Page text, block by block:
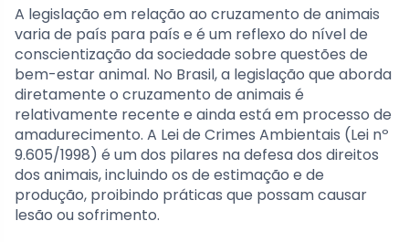
A legislação em relação ao cruzamento de animais
varia de país para país e é um reflexo do nível de
conscientização da sociedade sobre questões de
bem-estar animal. No Brasil, a legislação que aborda
diretamente o cruzamento de animais é
relativamente recente e ainda está em processo de
amadurecimento. A Lei de Crimes Ambientais (Lei nº
9.605/1998) é um dos pilares na defesa dos direitos
dos animais, incluindo os de estimação e de
produção, proibindo práticas que possam causar
lesão ou sofrimento.